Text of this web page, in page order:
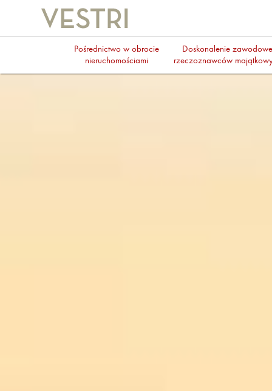
Pośrednictwo w obrocie
nieruchomościami
Doskonalenie zawodowe
rzeczoznawców